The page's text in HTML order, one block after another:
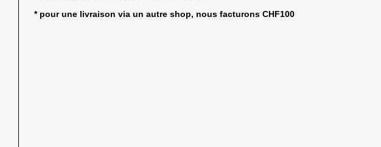
* pour une livraison via un autre shop, nous facturons CHF100